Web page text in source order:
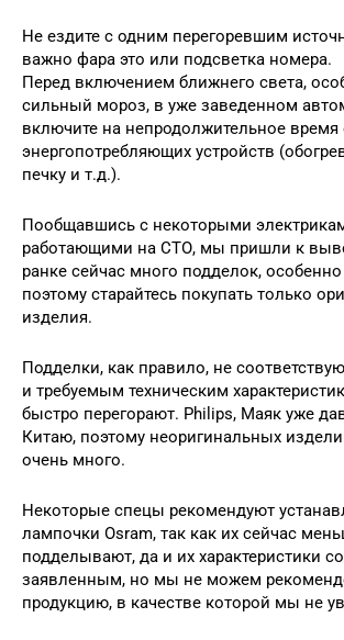
Не ездите с одним перегоревшим
важно фара это или подсветка номера.
Перед включением ближнего света,
сильный мороз, в уже заведенном
включите на непродолжительное время
энергопотребляющих устройств
печку и т.д.).
Пообщавшись с некоторыми
работающими на СТО, мы пришли к
ранке сейчас много подделок,
поэтому старайтесь покупать только
изделия.
Подделки, как правило, не
и требуемым техническим
быстро перегорают. Philips, Маяк уже
Китаю, поэтому неоригинальных
очень много.
Некоторые спецы рекомендуют
лампочки Osram, так как их сейчас
подделывают, да и их характеристики
заявленным, но мы не можем
продукцию, в качестве которой мы не